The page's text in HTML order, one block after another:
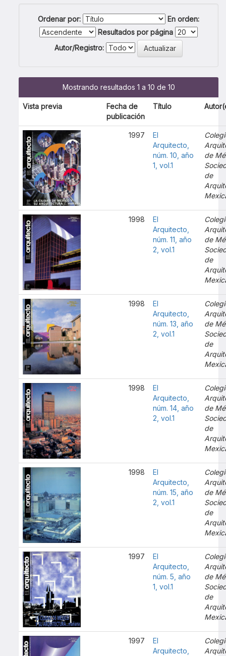
Ordenar por:
En orden:
Resultados por página
Autor/Registro:
Mostrando resultados 1 a 10 de 10
Vista previa
Fecha de
publicación
Título
1997
El
Arquitecto,
núm. 10, año
1, vol.1
de
de
1998
El
Arquitecto,
núm. 11, año
2, vol.1
de
de
1998
El
Arquitecto,
núm. 13, año
2, vol.1
de
de
1998
El
Arquitecto,
núm. 14, año
2, vol.1
de
de
1998
El
Arquitecto,
núm. 15, año
2, vol.1
de
de
1997
El
Arquitecto,
núm. 5, año
1, vol.1
de
de
1997
El
Arquitecto,